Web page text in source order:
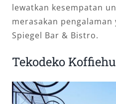
lewatkan kesempatan
merasakan
Spiegel Bar & Bistro.
Tekodeko